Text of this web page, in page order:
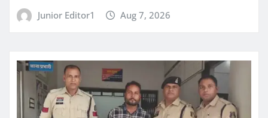
Junior Editor1 Aug 7, 2026